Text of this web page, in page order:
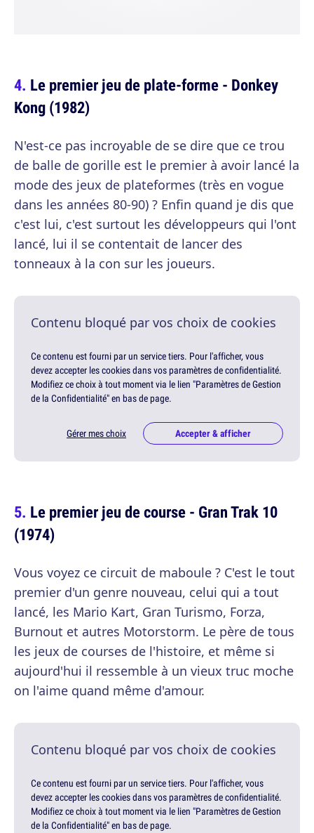
Le premier jeu de plate-forme - Donkey
Kong (1982)
N'est-ce pas incroyable de se dire que ce trou
de balle de gorille est le premier à avoir lancé la
mode des jeux de plateformes (très en vogue
dans les années 80-90) ? Enfin quand je dis que
c'est lui, c'est surtout les développeurs qui l'ont
lancé, lui il se contentait de lancer des
tonneaux à la con sur les joueurs.
Contenu bloqué par vos choix de cookies
Ce contenu est fourni par un service tiers. Pour l'afficher, vous
devez accepter les cookies dans vos paramètres de confidentialité.
Modifiez ce choix à tout moment via le lien "Paramètres de Gestion
de la Confidentialité" en bas de page.
Gérer mes choix Accepter & afficher
Le premier jeu de course - Gran Trak 10
(1974)
Vous voyez ce circuit de maboule ? C'est le tout
premier d'un genre nouveau, celui qui a tout
lancé, les Mario Kart, Gran Turismo, Forza,
Burnout et autres Motorstorm. Le père de tous
les jeux de courses de l'histoire, et même si
aujourd'hui il ressemble à un vieux truc moche
on l'aime quand même d'amour.
Contenu bloqué par vos choix de cookies
Ce contenu est fourni par un service tiers. Pour l'afficher, vous
devez accepter les cookies dans vos paramètres de confidentialité.
Modifiez ce choix à tout moment via le lien "Paramètres de Gestion
de la Confidentialité" en bas de page.